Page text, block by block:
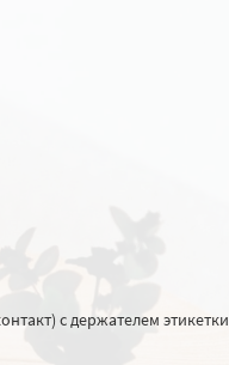
с держателем этикетки